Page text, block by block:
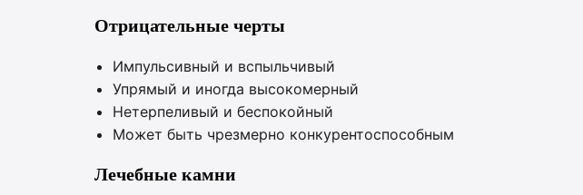
Отрицательные черты
Импульсивный и вспыльчивый
Упрямый и иногда высокомерный
Нетерпеливый и беспокойный
Может быть чрезмерно конкурентоспособным
Лечебные камни